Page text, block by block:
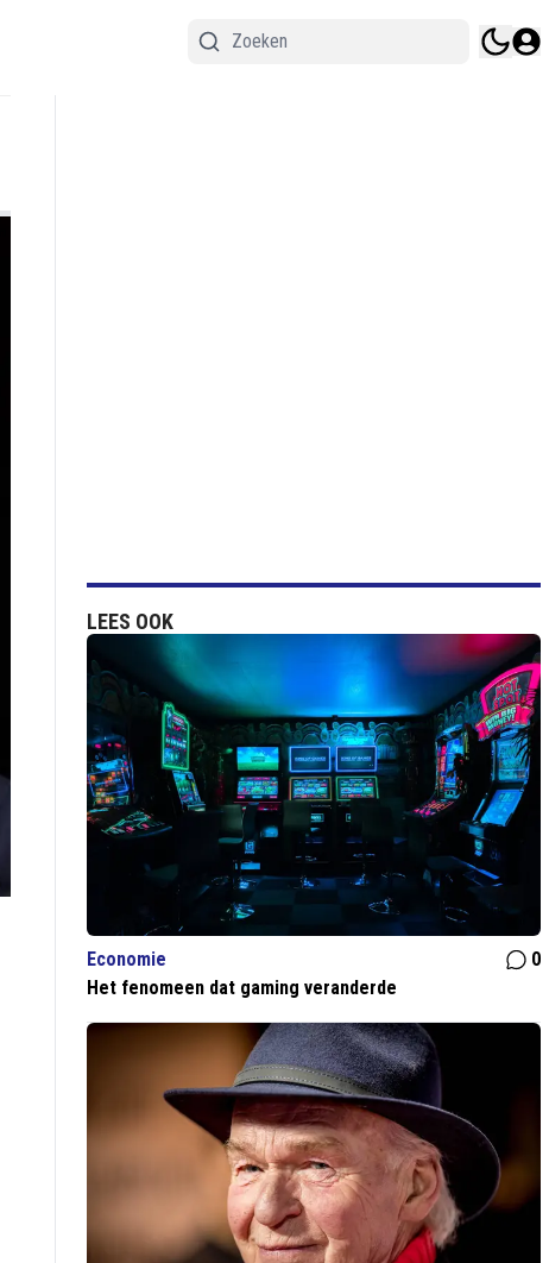
LEES OOK
Economie
0
Het fenomeen dat gaming veranderde